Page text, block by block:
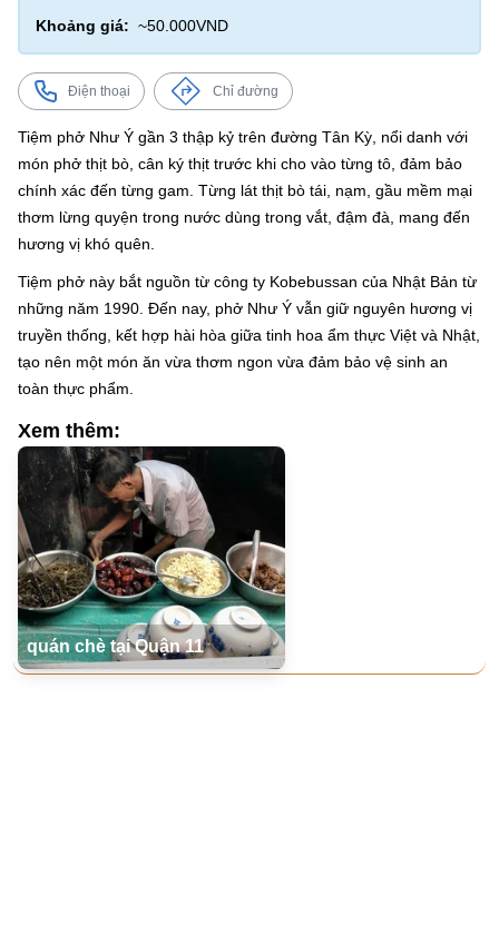
Khoảng giá: ~50.000VND
Điện thoại Chỉ đường
Tiệm phở Như Ý gần 3 thập kỷ trên đường Tân Kỳ, nổi danh với
món phở thịt bò, cân ký thịt trước khi cho vào từng tô, đảm bảo
chính xác đến từng gam. Từng lát thịt bò tái, nạm, gầu mềm mại
thơm lừng quyện trong nước dùng trong vắt, đậm đà, mang đến
hương vị khó quên.
Tiệm phở này bắt nguồn từ công ty Kobebussan của Nhật Bản từ
những năm 1990. Đến nay, phở Như Ý vẫn giữ nguyên hương vị
truyền thống, kết hợp hài hòa giữa tinh hoa ẩm thực Việt và Nhật,
tạo nên một món ăn vừa thơm ngon vừa đảm bảo vệ sinh an
toàn thực phẩm.
Xem thêm:
quán chè tại Quận 11